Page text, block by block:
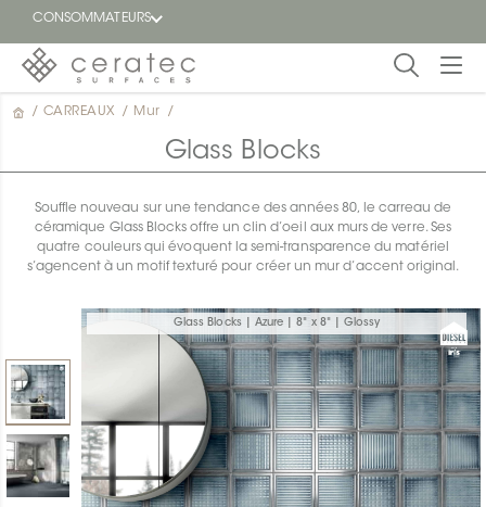
CONSOMMATEURS
En
vedette
Trouver
un
/ CARREAUX / Mur /
Glass Blocks
Souffle nouveau sur une tendance des années 80, le carreau de
céramique Glass Blocks offre un clin d’oeil aux murs de verre. Ses
quatre couleurs qui évoquent la semi-transparence du matériel
s’agencent à un motif texturé pour créer un mur d’accent original.
Glass Blocks | Azure | 8" x 8" | Glossy